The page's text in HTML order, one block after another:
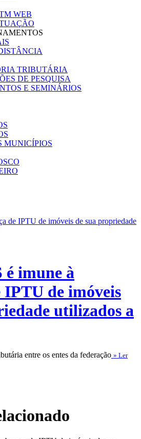
WEB
TRIBUTÁRIA
DE PESQUISA
E SEMINÁRIOS
MUNICÍPIOS
é imune à
IPTU de imóveis
utilizados a
entre os entes da federação » Ler